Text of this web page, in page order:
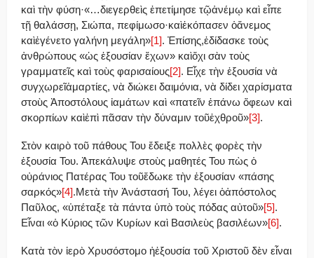
καὶ τὴν φύση·«…διεγερθεὶς ἐπετίμησε τῷἀνέμῳ καὶ εἶπε
τῇ θαλάσσῃ, Σιώπα, πεφίμωσο·καὶἐκόπασεν ὁἄνεμος
καὶἐγένετο γαλήνη μεγάλη»[1]. Ἐπίσης,ἐδίδασκε τοὺς
ἀνθρώπους «ὡς ἐξουσίαν ἔχων» καὶὄχι σὰν τοὺς
γραμματεῖς καὶ τοὺς φαρισαίους[2]. Εἶχε τὴν ἐξουσία νὰ
συγχωρεῖἁμαρτίες, νὰ διώκει δαιμόνια, νὰ δίδει χαρίσματα
στοὺς Ἀποστόλους ἰαμάτων καὶ «πατεῖν ἐπάνω ὄφεων καὶ
σκορπίων καὶἐπὶ πᾶσαν τὴν δύναμιν τοῦἐχθροῦ»[3].
Στὸν καιρὸ τοῦ πάθους Του ἔδειξε πολλὲς φορὲς τὴν
ἐξουσία Του. Ἀπεκάλυψε στοὺς μαθητές Του πὼς ὁ
οὐράνιος Πατέρας Του τοῦἔδωκε τὴν ἐξουσίαν «πάσης
σαρκός»[4].Μετὰ τὴν Ἀνάστασή Του, λέγει ὁἀπόστολος
Παῦλος, «ὑπέταξε τὰ πάντα ὑπὸ τοὺς πόδας αὐτοῦ»[5].
Εἶναι «ὁ Κύριος τῶν Κυρίων καὶ Βασιλεὺς βασιλέων»[6].
Κατὰ τὸν ἱερὸ Χρυσόστομο ἡἐξουσία τοῦ Χριστοῦ δὲν εἶναι